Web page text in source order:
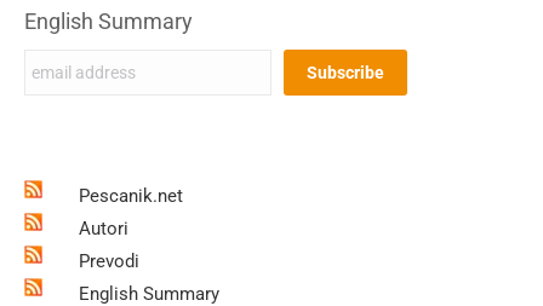
English Summary
Pescanik.net
Autori
Prevodi
English Summary